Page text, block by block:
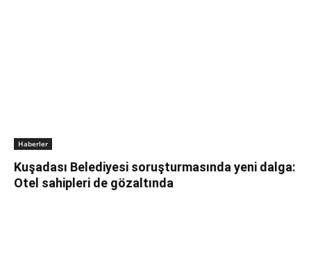
Haberler
Kuşadası Belediyesi soruşturmasında yeni dalga:
Otel sahipleri de gözaltında